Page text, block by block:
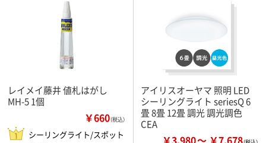
レイメイ藤井 値札はがし
MH-5 1個
￥660（税込）
シーリングライト/スポット
アイリスオーヤマ 照明 LED
シーリングライト seriesQ 6
畳 8畳 12畳 調光 調光調色
CEA
￥3,980 ￥7,678